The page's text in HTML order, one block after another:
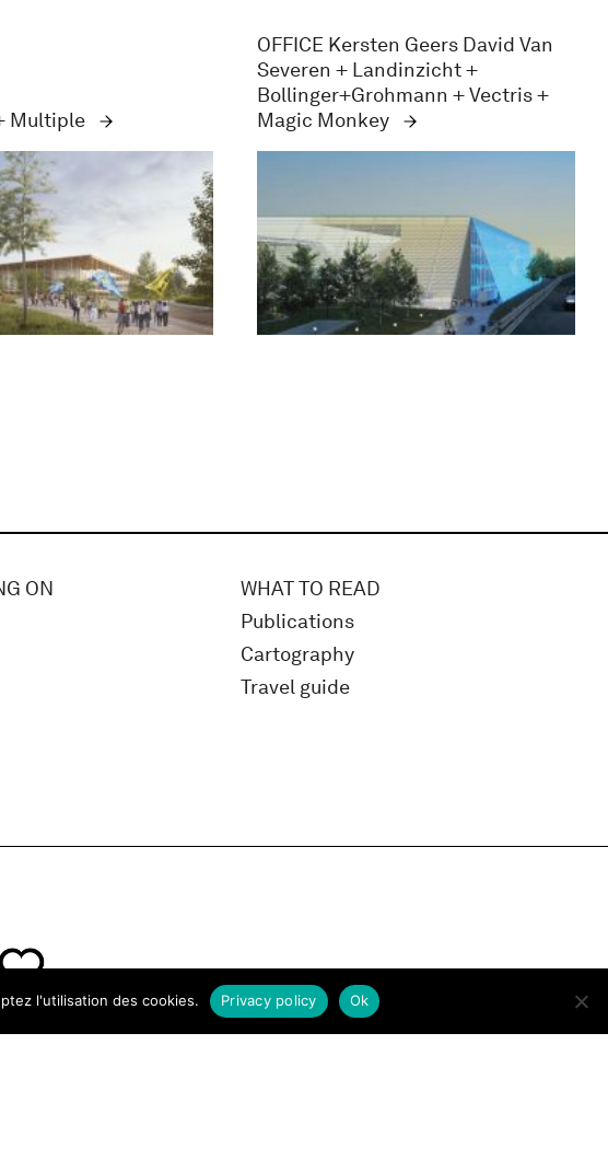
Multiple
OFFICE Kersten Geers David Van
Severen + Landinzicht +
Bollinger+Grohmann + Vectris +
Magic Monkey
ON
WHAT TO READ
Publications
Cartography
Travel guide
l'utilisation des cookies. Ok
Privacy policy